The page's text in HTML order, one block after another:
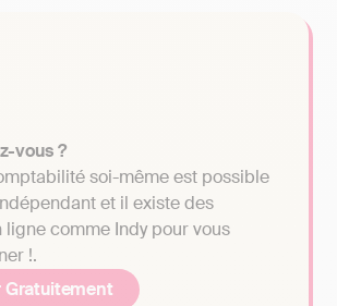
vous ?
soi-même est possible
et il existe des
ligne comme Indy pour vous
!.
Gratuitement